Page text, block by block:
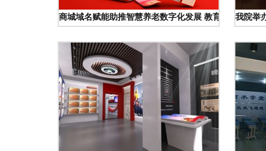
商城域名赋能助推智慧养老数字化发展 教育信息咨询
我院举